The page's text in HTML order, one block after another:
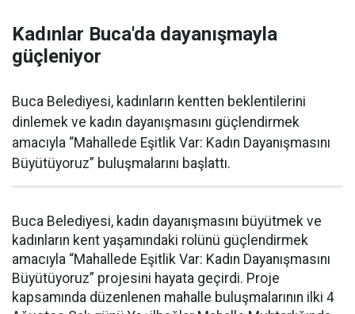
Kadınlar Buca'da dayanışmayla
güçleniyor
Buca Belediyesi, kadınların kentten beklentilerini
dinlemek ve kadın dayanışmasını güçlendirmek
amacıyla “Mahallede Eşitlik Var: Kadın Dayanışmasını
Büyütüyoruz” buluşmalarını başlattı.
Buca Belediyesi, kadın dayanışmasını büyütmek ve
kadınların kent yaşamındaki rolünü güçlendirmek
amacıyla “Mahallede Eşitlik Var: Kadın Dayanışmasını
Büyütüyoruz” projesini hayata geçirdi. Proje
kapsamında düzenlenen mahalle buluşmalarının ilki 4